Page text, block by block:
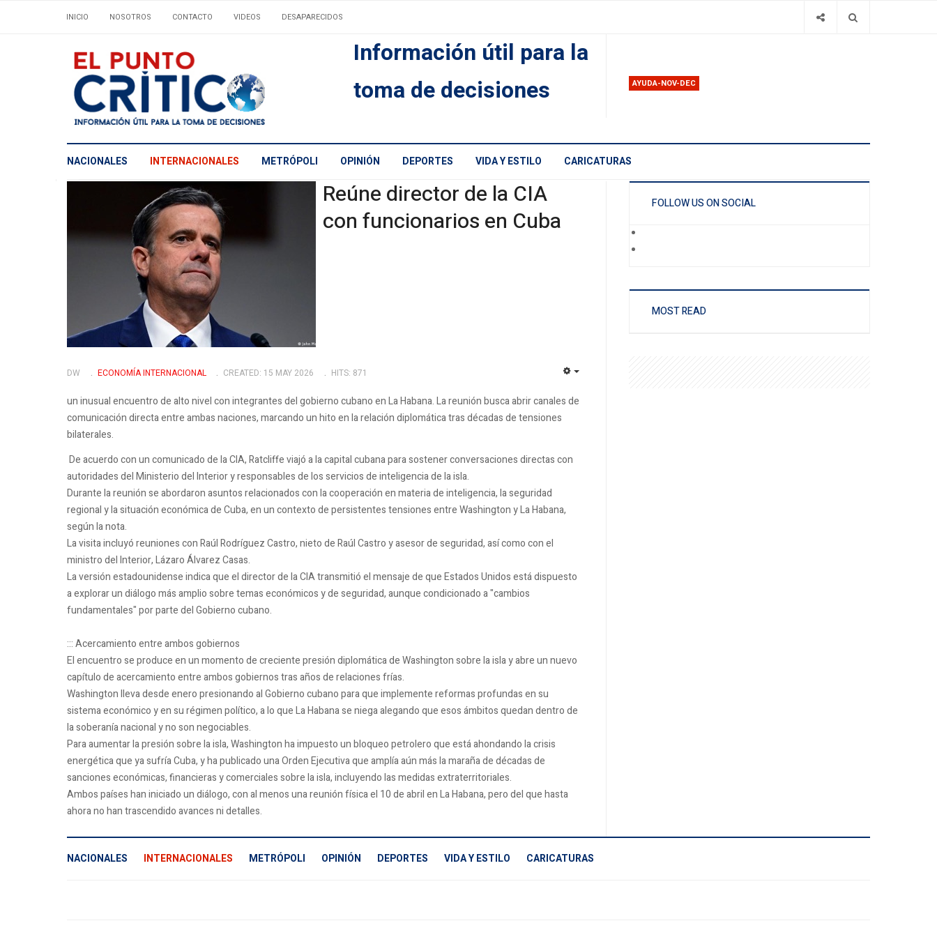
INICIO NOSOTROS CONTACTO VIDEOS DESAPARECIDOS
Información útil para la
toma de decisiones
AYUDA-NOV-DEC
NACIONALES INTERNACIONALES METRÓPOLI OPINIÓN DEPORTES VIDA Y ESTILO CARICATURAS
Reúne director de la CIA
con funcionarios en Cuba
DW ECONOMÍA INTERNACIONAL CREATED: 15 MAY 2026 HITS: 871
un inusual encuentro de alto nivel con integrantes del gobierno cubano en La Habana. La reunión busca abrir canales de
comunicación directa entre ambas naciones, marcando un hito en la relación diplomática tras décadas de tensiones
bilaterales.
De acuerdo con un comunicado de la CIA, Ratcliffe viajó a la capital cubana para sostener conversaciones directas con
autoridades del Ministerio del Interior y responsables de los servicios de inteligencia de la isla.
Durante la reunión se abordaron asuntos relacionados con la cooperación en materia de inteligencia, la seguridad
regional y la situación económica de Cuba, en un contexto de persistentes tensiones entre Washington y La Habana,
según la nota.
La visita incluyó reuniones con Raúl Rodríguez Castro, nieto de Raúl Castro y asesor de seguridad, así como con el
ministro del Interior, Lázaro Álvarez Casas.
La versión estadounidense indica que el director de la CIA transmitió el mensaje de que Estados Unidos está dispuesto
a explorar un diálogo más amplio sobre temas económicos y de seguridad, aunque condicionado a "cambios
fundamentales" por parte del Gobierno cubano.
::: Acercamiento entre ambos gobiernos
El encuentro se produce en un momento de creciente presión diplomática de Washington sobre la isla y abre un nuevo
capítulo de acercamiento entre ambos gobiernos tras años de relaciones frías.
Washington lleva desde enero presionando al Gobierno cubano para que implemente reformas profundas en su
sistema económico y en su régimen político, a lo que La Habana se niega alegando que esos ámbitos quedan dentro de
la soberanía nacional y no son negociables.
Para aumentar la presión sobre la isla, Washington ha impuesto un bloqueo petrolero que está ahondando la crisis
energética que ya sufría Cuba, y ha publicado una Orden Ejecutiva que amplía aún más la maraña de décadas de
sanciones económicas, financieras y comerciales sobre la isla, incluyendo las medidas extraterritoriales.
Ambos países han iniciado un diálogo, con al menos una reunión física el 10 de abril en La Habana, pero del que hasta
ahora no han trascendido avances ni detalles.
FOLLOW US ON SOCIAL
MOST READ
NACIONALES INTERNACIONALES METRÓPOLI OPINIÓN DEPORTES VIDA Y ESTILO CARICATURAS